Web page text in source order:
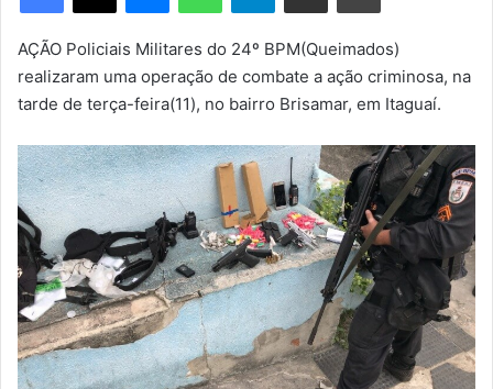
m
e
-
m
i
l
AÇÃO Policiais Militares do 24º BPM(Queimados)
realizaram uma operação de combate a ação criminosa, na
tarde de terça-feira(11), no bairro Brisamar, em Itaguaí.